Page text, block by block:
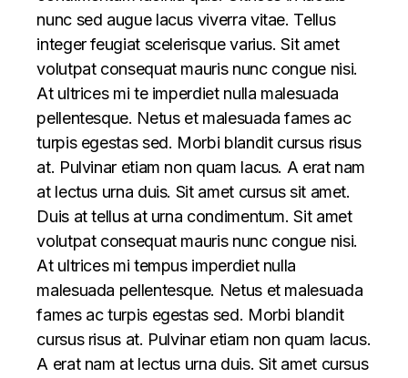
nunc sed augue lacus viverra vitae. Tellus
integer feugiat scelerisque varius. Sit amet
volutpat consequat mauris nunc congue nisi.
At ultrices mi te imperdiet nulla malesuada
pellentesque. Netus et malesuada fames ac
turpis egestas sed. Morbi blandit cursus risus
at. Pulvinar etiam non quam lacus. A erat nam
at lectus urna duis. Sit amet cursus sit amet.
Duis at tellus at urna condimentum. Sit amet
volutpat consequat mauris nunc congue nisi.
At ultrices mi tempus imperdiet nulla
malesuada pellentesque. Netus et malesuada
fames ac turpis egestas sed. Morbi blandit
cursus risus at. Pulvinar etiam non quam lacus.
A erat nam at lectus urna duis. Sit amet cursus